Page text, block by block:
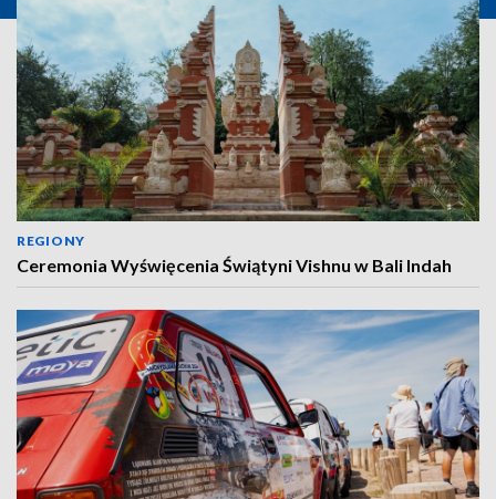
REGIONY
Ceremonia Wyświęcenia Świątyni Vishnu w Bali Indah